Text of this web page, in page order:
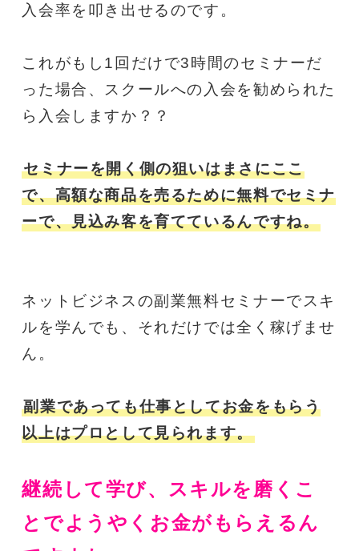
入会率を叩き出せるのです。
これがもし1回だけで3時間のセミナーだ
った場合、スクールへの入会を勧められた
ら入会しますか？？
セミナーを開く側の狙いはまさにここ
で、高額な商品を売るために無料でセミナ
ーで、見込み客を育てているんですね。
ネットビジネスの副業無料セミナーでスキ
ルを学んでも、それだけでは全く稼げませ
ん。
副業であっても仕事としてお金をもらう
以上はプロとして見られます。
継続して学び、スキルを磨くこ
とでようやくお金がもらえるん